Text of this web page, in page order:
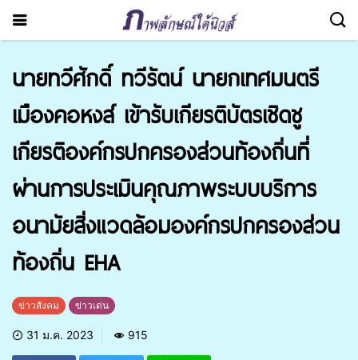
นายทวีศักดิ์ ทวีรัตน์ นายกเทศมนตรี
เมืองคอหงส์ เข้ารับเกียรติบัตรเชิดชู
เกียรติองค์กรปกครองส่วนท้องถิ่นที่
ผ่านการประเมินคุณภาพระบบบริการ
อนามัยสิ่งแวดล้อมองค์กรปกครองส่วน
ท้องถิ่น EHA
ข่าวสังคม ข่าวเด่น
31 ม.ค. 2023 915